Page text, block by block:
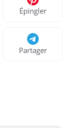
Épingler
Partager